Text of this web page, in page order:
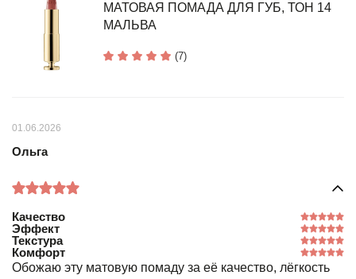
МАТОВАЯ ПОМАДА ДЛЯ ГУБ, ТОН 14
МАЛЬВА
(7)
01.06.2026
Ольга
Качество
Эффект
Текстура
Комфорт
Обожаю эту матовую помаду за её качество, лёгкость